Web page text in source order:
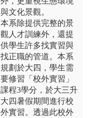
與文化景觀。
本系除提供完整的景
觀人才訓練外，還提
供學生許多找實習與
找正職的管道。本系
規劃於大四，學生需
要修習「校外實習」
課程3學分，於大三升
大四暑假期間進行校
外實習。透過此校外